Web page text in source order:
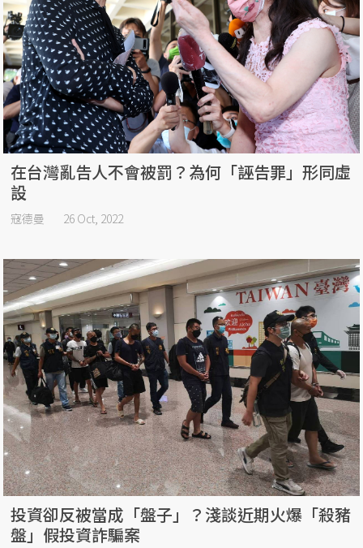
在台灣亂告人不會被罰？為何「誣告罪」形同虛
設
寇德曼 26 Oct, 2022
投資卻反被當成「盤子」？淺談近期火爆「殺豬
盤」假投資詐騙案